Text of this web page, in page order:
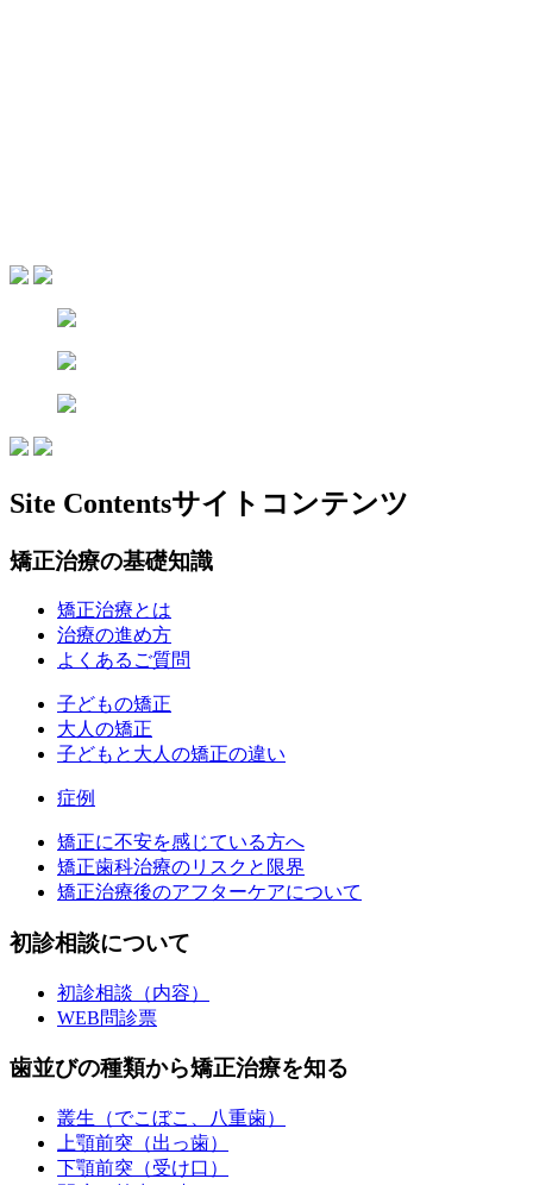
Site Contentsサイトコンテンツ
矯正治療の基礎知識
矯正治療とは
治療の進め方
よくあるご質問
子どもの矯正
大人の矯正
子どもと大人の矯正の違い
症例
矯正に不安を感じている方へ
矯正歯科治療のリスクと限界
矯正治療後のアフターケアについて
初診相談について
初診相談（内容）
WEB問診票
歯並びの種類から矯正治療を知る
叢生（でこぼこ、八重歯）
上顎前突（出っ歯）
下顎前突（受け口）